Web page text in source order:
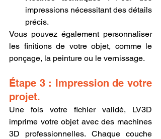
impressions nécessitant des détails
précis.
Vous pouvez également personnaliser
les finitions de votre objet, comme le
ponçage, la peinture ou le vernissage.
Étape 3 : Impression de votre
projet.
Une fois votre fichier validé, LV3D
imprime votre objet avec des machines
3D professionnelles. Chaque couche